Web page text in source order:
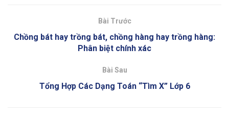
Bài Trước
Chồng bát hay trồng bát, chồng hàng hay trồng hàng:
Phân biệt chính xác
Bài Sau
Tổng Hợp Các Dạng Toán “Tìm X” Lớp 6